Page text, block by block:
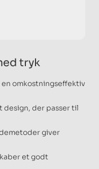
tryk
omkostningseffektiv
der passer til
giver
et godt